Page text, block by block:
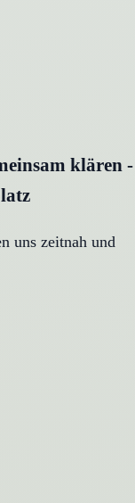
klären -
uns zeitnah und